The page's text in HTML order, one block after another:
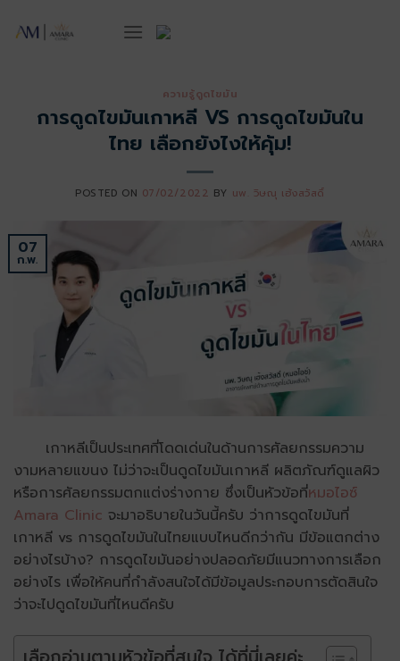
ความรู้ดูดไขมัน
การดูดไขมันเกาหลี VS การดูดไขมันใน
ไทย เลือกยังไงให้คุ้ม!
POSTED ON 07/02/2022 BY นพ. วิษณุ เฮ้งสวัสดิ์
07
ก.พ.
เกาหลีเป็นประเทศที่โดดเด่นในด้านการศัลยกรรมความ
งามหลายแขนง ไม่ว่าจะเป็นดูดไขมันเกาหลี ผลิตภัณฑ์ดูแลผิว
หรือการศัลยกรรมตกแต่งร่างกาย ซึ่งเป็นหัวข้อที่หมอไอซ์
Amara Clinic จะมาอธิบายในวันนี้ครับ ว่าการดูดไขมันที่
เกาหลี vs การดูดไขมันในไทยแบบไหนดีกว่ากัน มีข้อแตกต่าง
อย่างไรบ้าง? การดูดไขมันอย่างปลอดภัยมีแนวทางการเลือก
อย่างไร เพื่อให้คนที่กำลังสนใจได้มีข้อมูลประกอบการตัดสินใจ
ว่าจะไปดูดไขมันที่ไหนดีครับ